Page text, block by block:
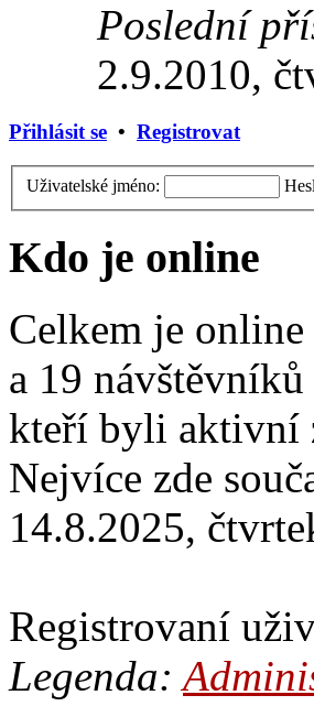
Poslední
2.9.2010,
Přihlásit se • Registrovat
Uživatelské jméno:
Kdo je online
Celkem je online
a 19
kteří byli aktivní
Nejvíce zde
14.8.2025,
Registrovaní
Legenda: